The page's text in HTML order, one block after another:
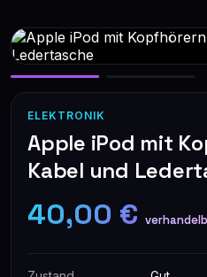
ELEKTRONIK
Apple iPod mit
Kabel und
40,00 €